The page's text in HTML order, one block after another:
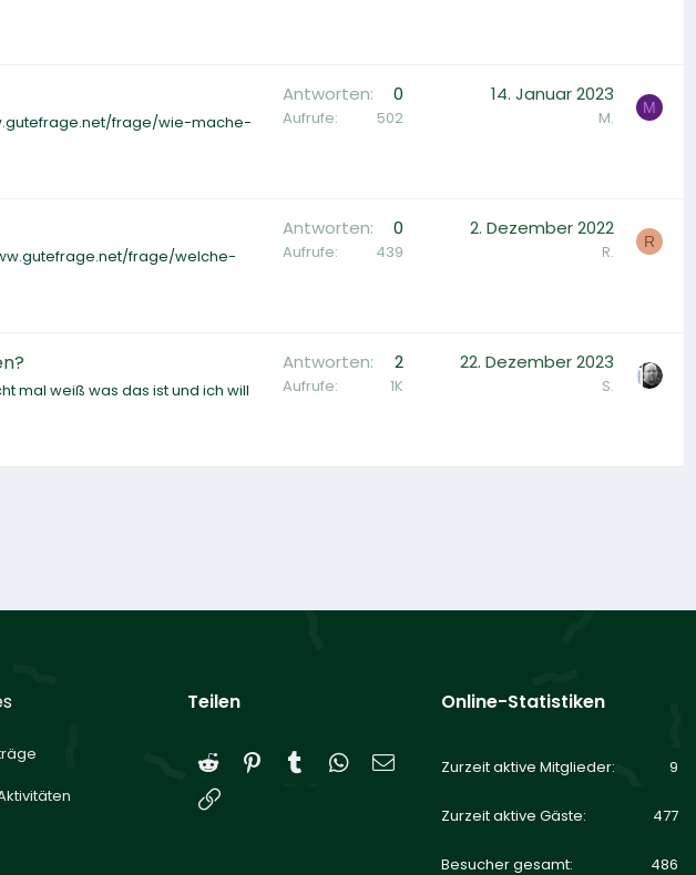
frage/wie-mache-
Antworten 0
Aufrufe 502
14. Januar 2023
M. M
frage/welche-
Antworten 0
Aufrufe 439
2. Dezember 2022
R. R
mal weiß was das ist und ich will
Antworten 2
Aufrufe 1K
22. Dezember 2023
S.
Teilen
Reddit Pinterest
Tumblr WhatsApp
E-Mail
Online-Statistiken
Zurzeit aktive Mitglieder 9
Zurzeit aktive Gäste 477
Besucher gesamt 486